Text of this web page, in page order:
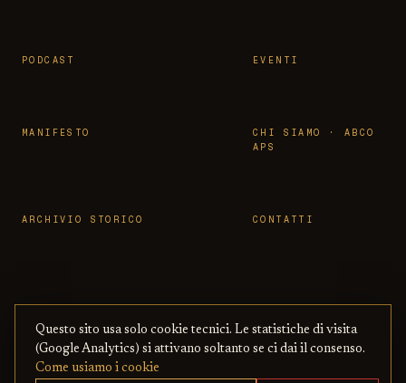
PODCAST EVENTI
MANIFESTO
CHI SIAMO · ABCO
APS
ARCHIVIO STORICO CONTATTI
© 2026 OSSERVATORIO BBCC ·
ASSOCIAZIONE ABCO APS— CON BENI
CULTURALI ONLINE
PRIVACY
·COOKIE·
Questo sito usa solo cookie tecnici. Le statistiche di visita
(Google Analytics) si attivano soltanto se ci dai il consenso.
Come usiamo i cookie